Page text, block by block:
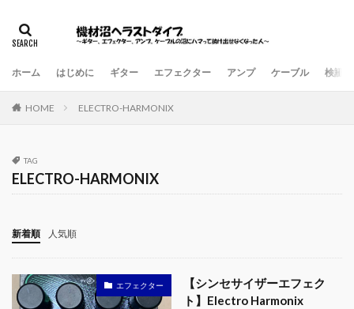
ホーム はじめに ギター エフェクター アンプ ケーブル 検証
HOME ELECTRO-HARMONIX
TAG
ELECTRO-HARMONIX
新着順 人気順
エフェクター
【シンセサイザーエフェク
ト】Electro Harmonix